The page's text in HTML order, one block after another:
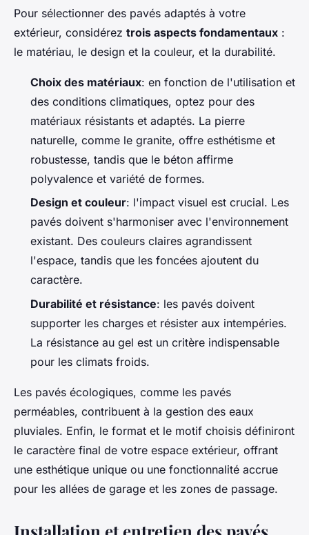
Pour sélectionner des pavés adaptés à votre
extérieur, considérez trois aspects fondamentaux :
le matériau, le design et la couleur, et la durabilité.
Choix des matériaux: en fonction de l'utilisation et
des conditions climatiques, optez pour des
matériaux résistants et adaptés. La pierre
naturelle, comme le granite, offre esthétisme et
robustesse, tandis que le béton affirme
polyvalence et variété de formes.
Design et couleur: l'impact visuel est crucial. Les
pavés doivent s'harmoniser avec l'environnement
existant. Des couleurs claires agrandissent
l'espace, tandis que les foncées ajoutent du
caractère.
Durabilité et résistance: les pavés doivent
supporter les charges et résister aux intempéries.
La résistance au gel est un critère indispensable
pour les climats froids.
Les pavés écologiques, comme les pavés
perméables, contribuent à la gestion des eaux
pluviales. Enfin, le format et le motif choisis définiront
le caractère final de votre espace extérieur, offrant
une esthétique unique ou une fonctionnalité accrue
pour les allées de garage et les zones de passage.